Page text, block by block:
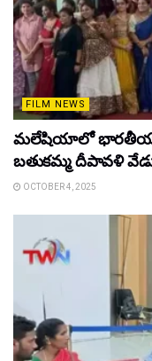
FILM NEWS
మలేషియాలో భారతీయుల
బతుకమ్మ దీపావళి
OCTOBER 4, 2025